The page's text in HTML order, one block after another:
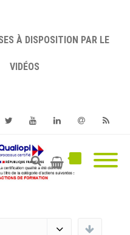
À DISPOSITION PAR LE
VIDÉOS
Youtube